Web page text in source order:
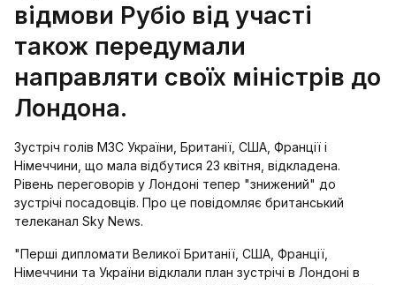
відмови Рубіо від участі
також передумали
направляти своїх міністрів до
Лондона.
Зустріч голів МЗС України, Британії, США, Франції і
Німеччини, що мала відбутися 23 квітня, відкладена.
Рівень переговорів у Лондоні тепер "знижений" до
зустрічі посадовців. Про це повідомляє британський
телеканал Sky News.
"Перші дипломати Великої Британії, США, Франції,
Німеччини та України відклали план зустрічі в Лондоні в